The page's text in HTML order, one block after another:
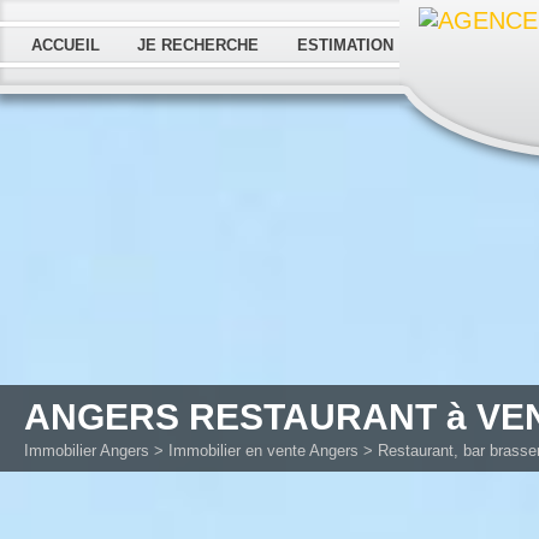
ACCUEIL JE RECHERCHE ESTIMATION
ANGERS RESTAURANT à
Immobilier Angers > Immobilier en vente Angers > Restaurant, bar